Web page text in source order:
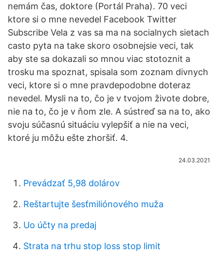
nemám čas, doktore (Portál Praha). 70 veci
ktore si o mne nevedel Facebook Twitter
Subscribe Vela z vas sa ma na socialnych sietach
casto pyta na take skoro osobnejsie veci, tak
aby ste sa dokazali so mnou viac stotoznit a
trosku ma spoznat, spisala som zoznam divnych
veci, ktore si o mne pravdepodobne doteraz
nevedel. Mysli na to, čo je v tvojom živote dobre,
nie na to, čo je v ňom zle. A sústreď sa na to, ako
svoju súčasnú situáciu vylepšiť a nie na veci,
ktoré ju môžu ešte zhoršiť. 4.
24.03.2021
Prevádzať 5,98 dolárov
Reštartujte šesťmiliónového muža
Uo účty na predaj
Strata na trhu stop loss stop limit